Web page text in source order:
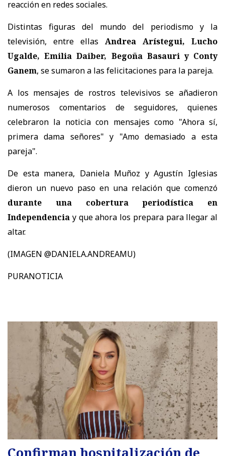
reacción en redes sociales.
Distintas figuras del mundo del periodismo y la
televisión, entre ellas Andrea Arístegui, Lucho
Ugalde, Emilia Daiber, Begoña Basauri y Conty
Ganem, se sumaron a las felicitaciones para la pareja.
A los mensajes de rostros televisivos se añadieron
numerosos comentarios de seguidores, quienes
celebraron la noticia con mensajes como "Ahora sí,
primera dama señores" y "Amo demasiado a esta
pareja".
De esta manera, Daniela Muñoz y Agustín Iglesias
dieron un nuevo paso en una relación que comenzó
durante una cobertura periodística en
Independencia y que ahora los prepara para llegar al
altar.
(IMAGEN @DANIELA.ANDREAMU)
PURANOTICIA